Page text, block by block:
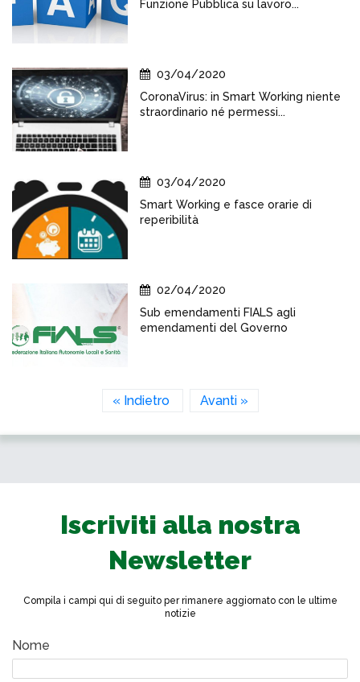
Funzione Pubblica su lavoro...
03/04/2020
CoronaVirus: in Smart Working niente
straordinario né permessi...
03/04/2020
Smart Working e fasce orarie di
reperibilità
02/04/2020
Sub emendamenti FIALS agli
emendamenti del Governo
« Indietro Avanti »
Iscriviti alla nostra
Newsletter
Compila i campi qui di seguito per rimanere aggiornato con le ultime
notizie
Nome